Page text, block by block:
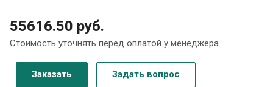
55616.50 руб.
Стоимость уточнять перед оплатой у менеджера
Заказать Задать вопрос